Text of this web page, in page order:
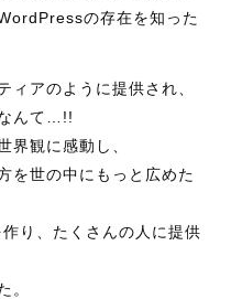
の存在を知った
ィアのように提供され、
んて…!!
界観に感動し、
を世の中にもっと広めた
り、たくさんの人に提供
。